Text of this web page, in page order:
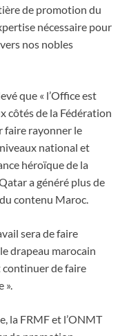
de promotion du
nécessaire pour
nos nobles
que « l’Office est
côtés de la Fédération
faire rayonner le
national et
héroïque de la
a généré plus de
contenu Maroc.
sera de faire
drapeau marocain
de faire
».
la FRMF et l’ONMT